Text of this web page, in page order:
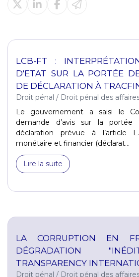
LCB-FT :
D'ETAT SUR LA PORTÉE
DE DÉCLARATION À
Droit pénal / Droit pénal des
Le gouvernement a saisi le
demande d’avis sur la portée
déclaration prévue à l’article
monétaire et financier (déclarat...
Lire la suite
LA CORRUPTION EN
DÉGRADATION
TRANSPARENCY
Droit pénal / Droit pénal des